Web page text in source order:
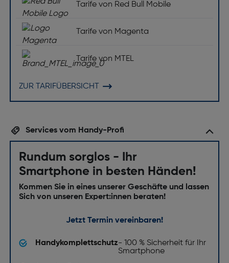
Tarife von Red Bull Mobile
Tarife von Magenta
Tarife von MTEL
ZUR TARIFÜBERSICHT
Services vom Handy-Profi
Rundum sorglos - Ihr
Smartphone in besten Händen!
Kommen Sie in eines unserer Geschäfte und lassen
Sich von unseren Expert:innen beraten!
Jetzt Termin vereinbaren!
Handykomplettschutz- 100 % Sicherheit für Ihr
Smartphone